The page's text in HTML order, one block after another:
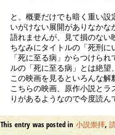
と、概要だけでも暗く重い
いがけない展開がありなか
語れませんが、見て損のない
ちなみにタイトルの「死刑
「死に至る病」からつけら
ルの「死に至る病」とは絶望
この映画を見るといろんな解
こちらの映画、原作小説と
りがあるようなので今度読ん
This entry was posted in小説崇拝,